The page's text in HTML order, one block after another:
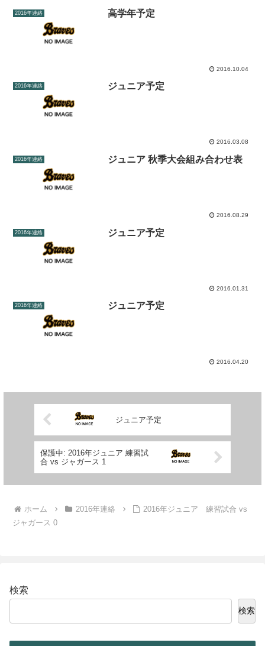
2016年連絡 高学年予定
2016.10.04
2016年連絡 ジュニア予定
2016.03.08
2016年連絡 ジュニア 秋季大会組み合わせ表
2016.08.29
2016年連絡 ジュニア予定
2016.01.31
2016年連絡 ジュニア予定
2016.04.20
ジュニア予定
保護中: 2016年ジュニア 練習試
合 vs ジャガース 1
ホーム 2016年連絡
2016年ジュニア 練習試合 vs
ジャガース 0
検索
検索